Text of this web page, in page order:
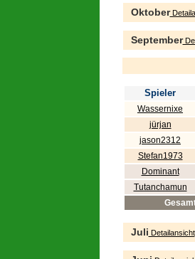
Oktober
September
Spieler
Wassernixe
jürjan
jason2312
Stefan1973
Dominant
Tutanchamun
Juli Detailansicht